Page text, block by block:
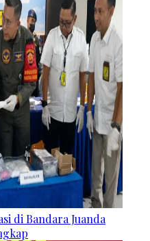
di Bandara Juanda